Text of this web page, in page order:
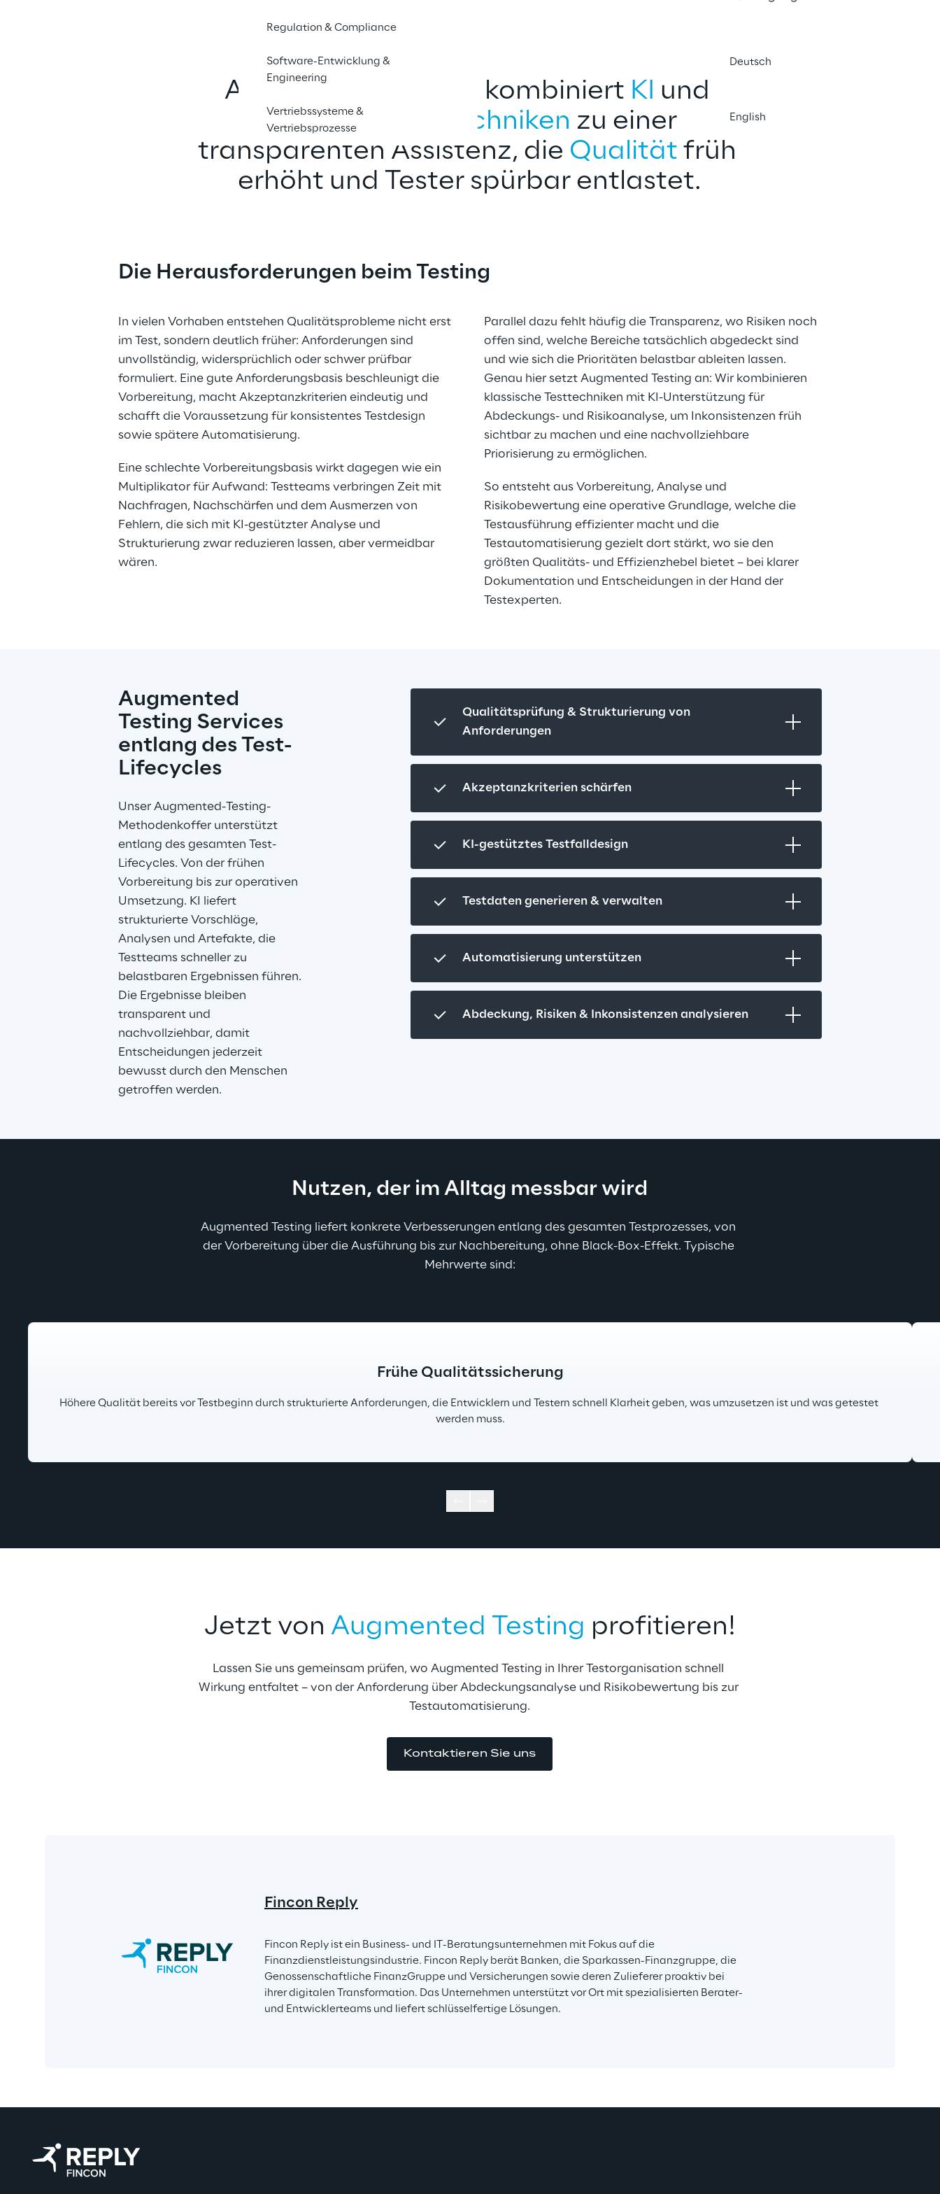
Regulation & Compliance
Software-Entwicklung &
Engineering
Vertriebssysteme &
Vertriebsprozesse
Deutsch
English
Augmented Testing kombiniert KI und
bewährte Testtechniken zu einer
transparenten Assistenz, die Qualität früh
erhöht und Tester spürbar entlastet.
Die Herausforderungen beim Testing
In vielen Vorhaben entstehen Qualitätsprobleme nicht erst
im Test, sondern deutlich früher: Anforderungen sind
unvollständig, widersprüchlich oder schwer prüfbar
formuliert. Eine gute Anforderungsbasis beschleunigt die
Vorbereitung, macht Akzeptanzkriterien eindeutig und
schafft die Voraussetzung für konsistentes Testdesign
sowie spätere Automatisierung.
Eine schlechte Vorbereitungsbasis wirkt dagegen wie ein
Multiplikator für Aufwand: Testteams verbringen Zeit mit
Nachfragen, Nachschärfen und dem Ausmerzen von
Fehlern, die sich mit KI-gestützter Analyse und
Strukturierung zwar reduzieren lassen, aber vermeidbar
wären.
Parallel dazu fehlt häufig die Transparenz, wo Risiken noch
offen sind, welche Bereiche tatsächlich abgedeckt sind
und wie sich die Prioritäten belastbar ableiten lassen.
Genau hier setzt Augmented Testing an: Wir kombinieren
klassische Testtechniken mit KI-Unterstützung für
Abdeckungs- und Risikoanalyse, um Inkonsistenzen früh
sichtbar zu machen und eine nachvollziehbare
Priorisierung zu ermöglichen.
So entsteht aus Vorbereitung, Analyse und
Risikobewertung eine operative Grundlage, welche die
Testausführung effizienter macht und die
Testautomatisierung gezielt dort stärkt, wo sie den
größten Qualitäts- und Effizienzhebel bietet – bei klarer
Dokumentation und Entscheidungen in der Hand der
Testexperten.
Augmented
Testing Services
entlang des Test-
Lifecycles
Unser Augmented-Testing-
Methodenkoffer unterstützt
entlang des gesamten Test-
Lifecycles. Von der frühen
Vorbereitung bis zur operativen
Umsetzung. KI liefert
strukturierte Vorschläge,
Analysen und Artefakte, die
Testteams schneller zu
belastbaren Ergebnissen führen.
Die Ergebnisse bleiben
transparent und
nachvollziehbar, damit
Entscheidungen jederzeit
bewusst durch den Menschen
getroffen werden.
Qualitätsprüfung & Strukturierung von
Anforderungen
Akzeptanzkriterien schärfen
KI-gestütztes Testfalldesign
Testdaten generieren & verwalten
Automatisierung unterstützen
Abdeckung, Risiken & Inkonsistenzen analysieren
Nutzen, der im Alltag messbar wird
Augmented Testing liefert konkrete Verbesserungen entlang des gesamten Testprozesses, von
der Vorbereitung über die Ausführung bis zur Nachbereitung, ohne Black-Box-Effekt. Typische
Mehrwerte sind:
Frühe Qualitätssicherung
Höhere Qualität bereits vor Testbeginn durch strukturierte Anforderungen, die Entwicklern und Testern schnell Klarheit geben, was umzusetzen ist und was getestet
werden muss.
Jetzt von Augmented Testing profitieren!
Lassen Sie uns gemeinsam prüfen, wo Augmented Testing in Ihrer Testorganisation schnell
Wirkung entfaltet – von der Anforderung über Abdeckungsanalyse und Risikobewertung bis zur
Testautomatisierung.
Kontaktieren Sie uns
Fincon Reply
Fincon Reply ist ein Business- und IT-Beratungsunternehmen mit Fokus auf die
Finanzdienstleistungsindustrie. Fincon Reply berät Banken, die Sparkassen-Finanzgruppe, die
Genossenschaftliche FinanzGruppe und Versicherungen sowie deren Zulieferer proaktiv bei
ihrer digitalen Transformation. Das Unternehmen unterstützt vor Ort mit spezialisierten Berater-
und Entwicklerteams und liefert schlüsselfertige Lösungen.